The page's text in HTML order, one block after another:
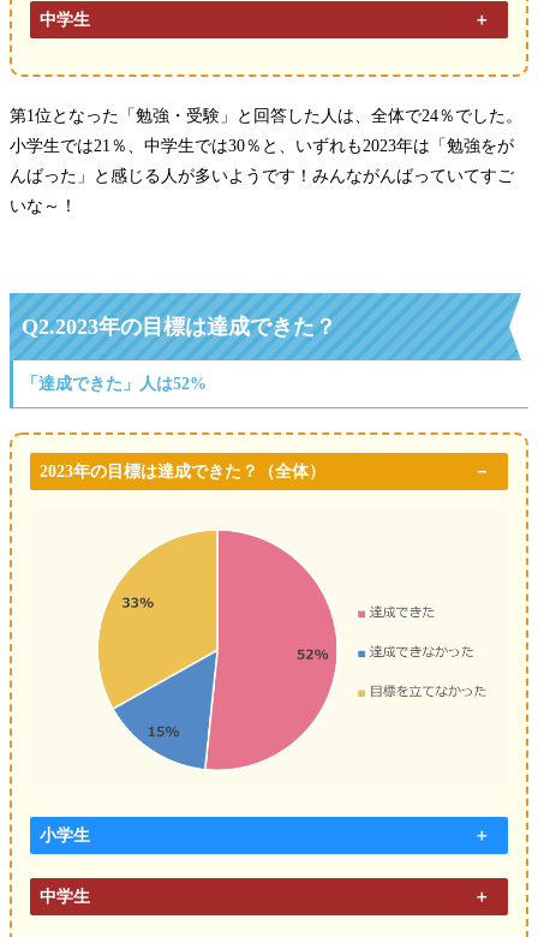
中学生
第1位となった「勉強・受験」と回答した人は、全体で24％でした。
小学生では21％、中学生では30％と、いずれも2023年は「勉強をが
んばった」と感じる人が多いようです！みんながんばっていてすご
いな～！
Q2.2023年の目標は達成できた？
「達成できた」人は52%
2023年の目標は達成できた？ （全体）
小学生
中学生